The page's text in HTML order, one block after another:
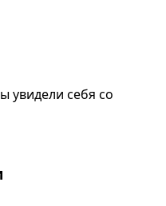
увидели себя со